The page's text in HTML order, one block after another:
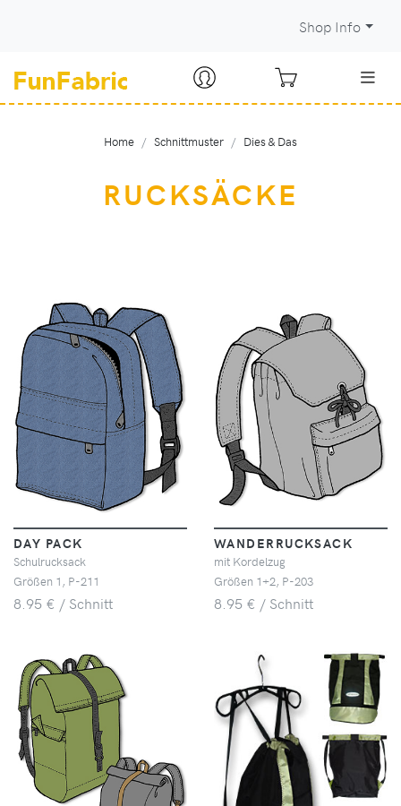
Shop Info
Home Schnittmuster Dies & Das
RUCKSÄCKE
DAY PACK
Schulrucksack
Größen 1, P-211
8.95 € / Schnitt
WANDERRUCKSACK
mit Kordelzug
Größen 1+2, P-203
8.95 € / Schnitt